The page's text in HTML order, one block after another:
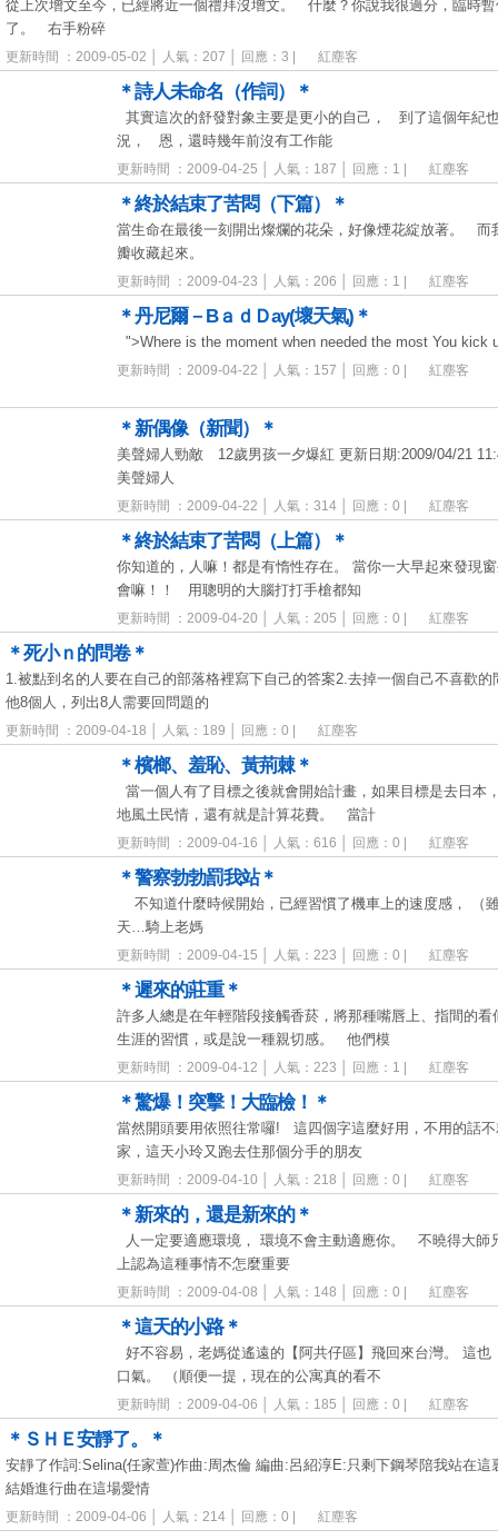
從上次增文至今，已經將近一個禮拜沒增文。 什麼？你說我很過分，臨時
了。 右手粉碎
更新時間 ：2009-05-02 │ 人氣：207 │ 回應：3 | 紅塵客
＊詩人未命名（作詞）＊
其實這次的舒發對象主要是更小的自己， 到了這個年紀
況， 恩，還時幾年前沒有工作能
更新時間 ：2009-04-25 │ 人氣：187 │ 回應：1 | 紅塵客
＊終於結束了苦悶（下篇）＊
當生命在最後一刻開出燦爛的花朵，好像煙花綻放著。 而
瓣收藏起來。
更新時間 ：2009-04-23 │ 人氣：206 │ 回應：1 | 紅塵客
＊丹尼爾－BａｄＤay(壞天氣)＊
">Where is the moment when needed the most You kick
更新時間 ：2009-04-22 │ 人氣：157 │ 回應：0 | 紅塵客
＊新偶像（新聞）＊
美聲婦人勁敵 12歲男孩一夕爆紅 更新日期:2009/04/21
美聲婦人
更新時間 ：2009-04-22 │ 人氣：314 │ 回應：0 | 紅塵客
＊終於結束了苦悶（上篇）＊
你知道的，人嘛！都是有惰性存在。 當你一大早起來發現
會嘛！！ 用聰明的大腦打打手槍都知
更新時間 ：2009-04-20 │ 人氣：205 │ 回應：0 | 紅塵客
＊死小ｎ的問卷＊
1.被點到名的人要在自己的部落格裡寫下自己的答案2.去掉一個自己不喜歡
他8個人，列出8人需要回問題的
更新時間 ：2009-04-18 │ 人氣：189 │ 回應：0 | 紅塵客
＊檳榔、羞恥、黃荊棘＊
當一個人有了目標之後就會開始計畫，如果目標是去日本
地風土民情，還有就是計算花費。 當計
更新時間 ：2009-04-16 │ 人氣：616 │ 回應：0 | 紅塵客
＊警察勃勃罰我站＊
不知道什麼時候開始，已經習慣了機車上的速度感，
天…騎上老媽
更新時間 ：2009-04-15 │ 人氣：223 │ 回應：0 | 紅塵客
＊遲來的莊重＊
許多人總是在年輕階段接觸香菸，將那種嘴唇上、指間的
生涯的習慣，或是說一種親切感。 他們模
更新時間 ：2009-04-12 │ 人氣：223 │ 回應：1 | 紅塵客
＊驚爆！突擊！大臨檢！＊
當然開頭要用依照往常囉! 這四個字這麼好用，不用的話
家，這天小玲又跑去住那個分手的朋友
更新時間 ：2009-04-10 │ 人氣：218 │ 回應：0 | 紅塵客
＊新來的，還是新來的＊
人一定要適應環境， 環境不會主動適應你。 不曉得大
上認為這種事情不怎麼重要
更新時間 ：2009-04-08 │ 人氣：148 │ 回應：0 | 紅塵客
＊這天的小路＊
好不容易，老媽從遙遠的【阿共仔區】飛回來台灣。 這
口氣。 （順便一提，現在的公寓真的看不
更新時間 ：2009-04-06 │ 人氣：185 │ 回應：0 | 紅塵客
＊ＳＨＥ安靜了。＊
安靜了作詞:Selina(任家萱)作曲:周杰倫 編曲:呂紹淳E:只剩下鋼琴陪我站
結婚進行曲在這場愛情
更新時間 ：2009-04-06 │ 人氣：214 │ 回應：0 | 紅塵客